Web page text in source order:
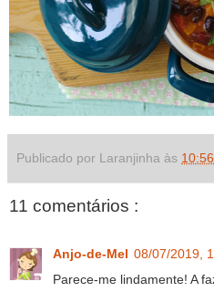
Publicado por Laranjinha às 10:56
11 comentários :
Anjo-de-Mel 08/07/2019,
Parece-me lindamente! A